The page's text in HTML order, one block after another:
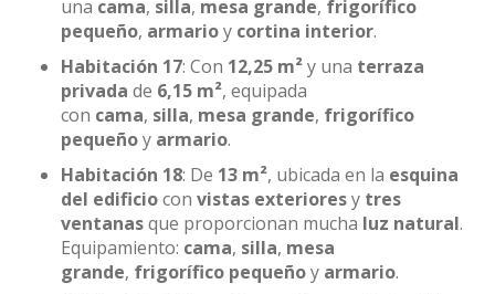
una cama, silla, mesa grande, frigorífico
pequeño, armarioy cortina interior.
Habitación 17: Con 12,25 m²y una terraza
privada de 6,15 m², equipada
con cama, silla, mesa grande, frigorífico
pequeñoy armario.
Habitación 18: De 13 m², ubicada en la esquina
del edificiocon vistas exterioresy tres
ventanasque proporcionan mucha luz natural.
Equipamiento: cama, silla, mesa
grande, frigorífico pequeñoy armario.